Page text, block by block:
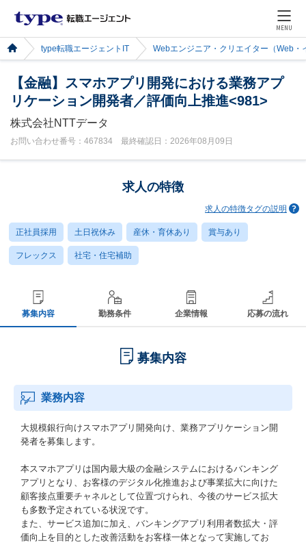
MENU
type転職エージェントIT Webエンジニア・クリエイター（Web・
【金融】スマホアプリ開発における業務アプ
リケーション開発者／評価向上推進<981>
株式会社NTTデータ
お問い合わせ番号：467834 最終確認日：2026年08月09日
求人の特徴
求人の特徴タグの説明
正社員採用 土日祝休み 産休・育休あり 賞与あり
フレックス 社宅・住宅補助
募集内容 勤務条件 企業情報 応募の流れ
募集内容
業務内容
大規模銀行向けスマホアプリ開発向け、業務アプリケーション開
発者を募集します。
本スマホアプリは国内最大級の金融システムにおけるバンキング
アプリとなり、お客様のデジタル化推進および事業拡大に向けた
顧客接点重要チャネルとして位置づけられ、今後のサービス拡大
も多数予定されている状況です。
また、サービス追加に加え、バンキングアプリ利用者数拡大・評
価向上を目的とした改善活動をお客様一体となって実施してお